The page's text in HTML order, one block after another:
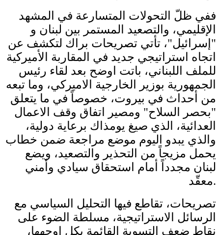
ففي ظلّ التحولات المتسارعة في المشهد
الإقليمي، والتصعيد المستمر بين لبنان و
"إسرائيل"، تأتي تصريحات براك لتكشف عن
اتجاه استراتيجي جديد في المقاربة الأميركية
للملف اللبناني، باتت اوضح بعد لقاء رئيس
الجمهورية بوزير الخارجية الاميركي، وما تبعه
من أحداث في بيروت، خصوصاً في ما يتعلق
"بحصر السلاح" ومصير اتفاق وقف الاعمال
العدائية، الذي صيغ يومذاك برعاية دولية،
والذي يبدو اليوم موضع مراجعة ضمن خطاب
يحمل مزيجاً من التحذير والتصعيد، ويضع
لبنان مجدداً أمام استحقاق سيادي وأمني
معقّد.
تصريحات، تقاطع فيها التحليل السياسي مع
الرسائل الاستراتيجية، مسلطة الضوء على
نقاط ضعف التسوية القائمة بكل اوجهها،